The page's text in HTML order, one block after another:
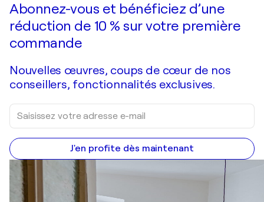
Abonnez-vous et bénéficiez d’une
réduction de 10 % sur votre première
commande
Nouvelles œuvres, coups de cœur de nos
conseillers, fonctionnalités exclusives.
J'en profite dès maintenant